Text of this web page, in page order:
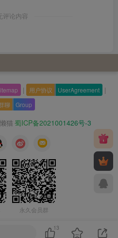
评论内容
| 用户协议 UserAgreement |
聊 Group
猫 蜀ICP备2021001426号-3
永久会员群
13